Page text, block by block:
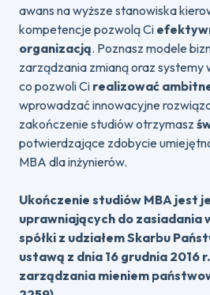
awans na wyższe stanowiska
kompetencje pozwolą Ci
organizacją. Poznasz modele
zarządzania zmianą oraz systemy
co pozwoli Ci realizować
wprowadzać innowacyjne
zakończenie studiów otrzymasz
potwierdzające zdobycie
MBA dla inżynierów.
Ukończenie studiów MBA jest
uprawniających do zasiadania
spółki z udziałem Skarbu
ustawą z dnia 16 grudnia 2016
zarządzania mieniem